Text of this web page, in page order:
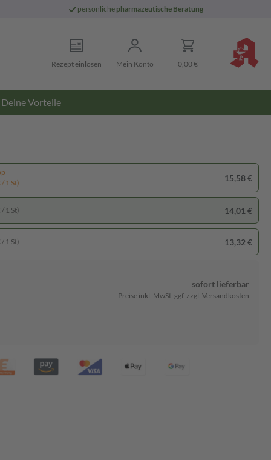
persönliche pharmazeutische Beratung
Rezept einlösen Mein Konto 0,00 €
Deine Vorteile
1 St)
15,58 €
1 St) 14,01 €
1 St) 13,32 €
sofort lieferbar
Preise inkl. MwSt. ggf. zzgl. Versandkosten